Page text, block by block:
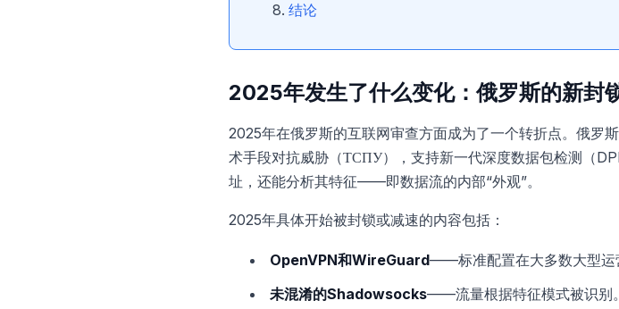
结论
2025年发生了什么变化：俄罗斯的新封
2025年在俄罗斯的互联网审查方面成为了一个转折点。俄罗
术手段对抗威胁（ТСПУ），支持新一代深度数据包检测（
址，还能分析其特征——即数据流的内部“外观”。
2025年具体开始被封锁或减速的内容包括：
OpenVPN和WireGuard——标准配置在大多数大型运
未混淆的Shadowsocks——流量根据特征模式被识别。